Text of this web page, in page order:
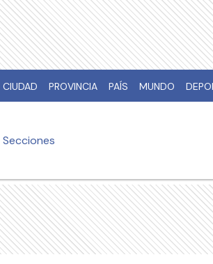
CIUDAD PROVINCIA PAÍS MUNDO
Secciones